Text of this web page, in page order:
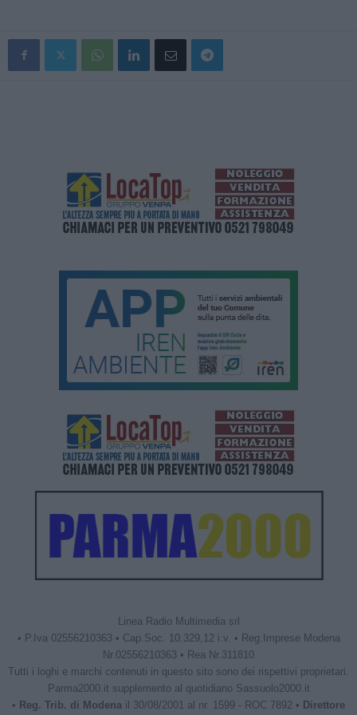
Linea Radio Multimedia srl
• P.Iva 02556210363 • Cap.Soc. 10.329,12 i.v. • Reg.Imprese Modena
Nr.02556210363 • Rea Nr.311810
Tutti i loghi e marchi contenuti in questo sito sono dei rispettivi proprietari.
Parma2000.it supplemento al quotidiano Sassuolo2000.it
• Reg. Trib. di Modena il 30/08/2001 al nr. 1599 - ROC 7892 • Direttore